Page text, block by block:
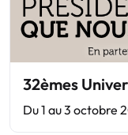
32èmes
Du 1 au 3 octobre